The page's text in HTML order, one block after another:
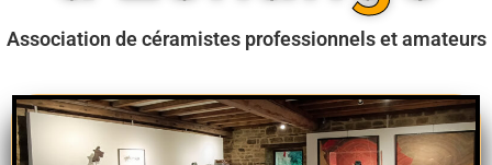
Association de céramistes professionnels et amateurs